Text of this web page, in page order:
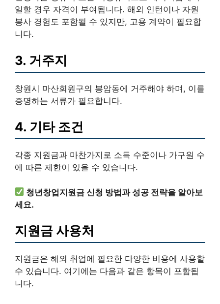
일할 경우 자격이 부여됩니다. 해외 인턴이나 자원
봉사 경험도 포함될 수 있지만, 고용 계약이 필요합
니다.
3. 거주지
창원시 마산회원구의 봉암동에 거주해야 하며, 이를
증명하는 서류가 필요합니다.
4. 기타 조건
각종 지원금과 마찬가지로 소득 수준이나 가구원 수
에 따른 제한이 있을 수 있습니다.
청년창업지원금 신청 방법과 성공 전략을 알아보
세요.
지원금 사용처
지원금은 해외 취업에 필요한 다양한 비용에 사용할
수 있습니다. 여기에는 다음과 같은 항목이 포함됩
니다.